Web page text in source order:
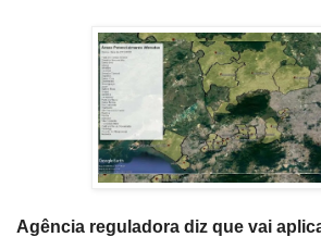
Agência reguladora diz que vai